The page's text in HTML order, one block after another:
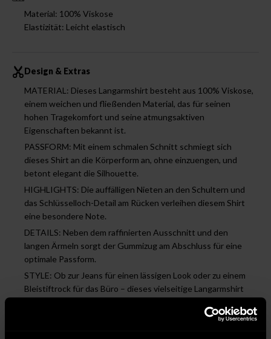
Material: 100% Viskose
Elastizität: Leicht elastisch
Design & Extras
MATERIAL: Dieses Langarmshirt besteht aus 100% Viskose,
einem weichen und fließenden Material, das für seinen
hohen Tragekomfort und seine atmungsaktiven
Eigenschaften bekannt ist.
PASSFORM: Mit einem schmalen Schnitt schmiegt sich
dieses Shirt an die Körperform an, ohne einzuengen, und
betont elegant die Silhouette.
HIGHLIGHTS: Die auffälligen Nieten an den Schultern und
das Schlüsselloch-Detail am Rücken verleihen diesem Shirt
eine besondere Note.
DETAILS: Neben dem raffinierten Ausschnitt und den
langen Ärmeln sorgt der Gummizug am Abschluss für eine
optimale Passform.
STYLE: Ob zur Jeans für einen lässigen Look oder zu einem
Bleistiftrock für das Büro – dieses vielseitige Langarmshirt